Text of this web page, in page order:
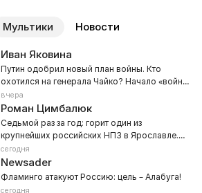
Мультики Новости
Иван Яковина
Путин одобрил новый план войны. Кто
охотился на генерала Чайко? Начало «войны
городов»
вчера
Роман Цимбалюк
Седьмой раз за год: горит один из
крупнейших российских НПЗ в Ярославле.
«Путин, где бензин?»
сегодня
Newsader
Фламинго атакуют Россию: цель – Алабуга!
сегодня